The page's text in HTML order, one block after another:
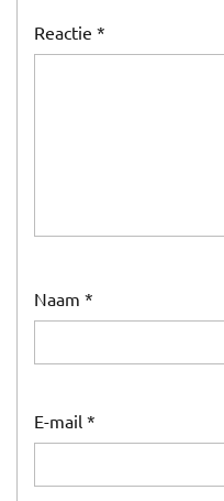
Reactie *
Naam *
E-mail *